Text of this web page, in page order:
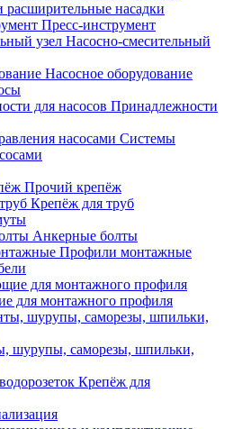
расширительные насадки
Пресс-инструмент
Насосно-смесительный
Насосное оборудование
Принадлежности
Системы
Прочий крепёж
Крепёж для труб
Анкерные болты
Профили монтажные
для монтажного профиля
шурупы, саморезы, шпильки,
Крепёж для